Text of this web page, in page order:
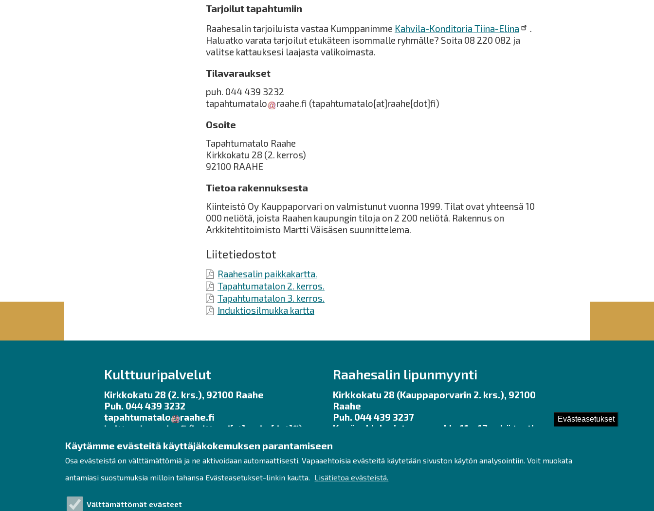
Evästeasetukset
Käytämme evästeitä käyttäjäkokemuksen parantamiseen
Osa evästeistä on välttämättömiä ja ne aktivoidaan automaattisesti. Vapaaehtoisia evästeitä käytetään sivuston käytön analysointiin. Voit muokata
antamiasi suostumuksia milloin tahansa Evästeasetukset-linkin kautta.
Lisätietoa evästeistä.
Välttämättömät evästeet
Tarjoilut tapahtumiin
Raahesalin tarjoiluista vastaa Kumppanimme Kahvila-Konditoria Tiina-Elina
.
Haluatko varata tarjoilut etukäteen isommalle ryhmälle? Soita 08 220 082 ja
valitse kattauksesi laajasta valikoimasta.
Tilavaraukset
puh. 044 439 3232
tapahtumatalo
raahe.fi (tapahtumatalo[at]raahe[dot]fi)
Osoite
Tapahtumatalo Raahe
Kirkkokatu 28 (2. kerros)
92100 RAAHE
Tietoa rakennuksesta
Kiinteistö Oy Kauppaporvari on valmistunut vuonna 1999. Tilat ovat yhteensä 10
000 neliötä, joista Raahen kaupungin tiloja on 2 200 neliötä. Rakennus on
Arkkitehtitoimisto Martti Väisäsen suunnittelema.
Liitetiedostot
Raahesalin paikkakartta.
Tapahtumatalon 2. kerros.
Tapahtumatalon 3. kerros.
Induktiosilmukka kartta
Kulttuuripalvelut
Kirkkokatu 28 (2. krs.), 92100 Raahe
Puh. 044 439 3232
tapahtumatalo
raahe.fi
kulttuuri
raahe.fi (kulttuuri[at]raahe[dot]fi)
Toimisto avoinna ma – pe klo 11 – 17
Galleria Myötätuuli kesäaukioloajat:
ma – pe klo 11 – 17, la – su klo 12 – 16
#tapahtumataloraahe #raahesali
Raahesalin lipunmyynti
Kirkkokatu 28 (Kauppaporvarin 2. krs.), 92100
Raahe
Puh. 044 439 3237
Kesäaukioloajat ma – pe klo 11 – 17 sekä tunti
lipunmyynti
raahe.fi
Liput netistä: